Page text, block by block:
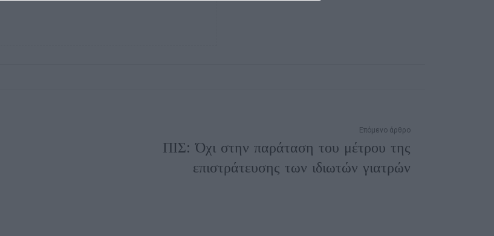
Επόμενο άρθρο
ΠΙΣ: Όχι στην παράταση του μέτρου της
επιστράτευσης των ιδιωτών γιατρών